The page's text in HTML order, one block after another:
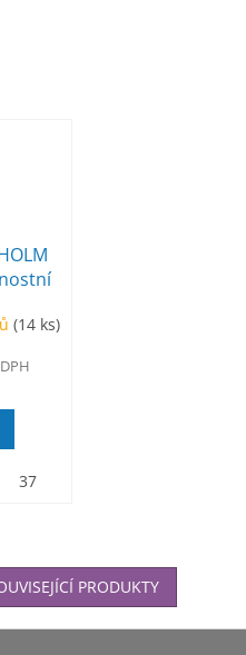
(14 ks)
37
PRODUKTY